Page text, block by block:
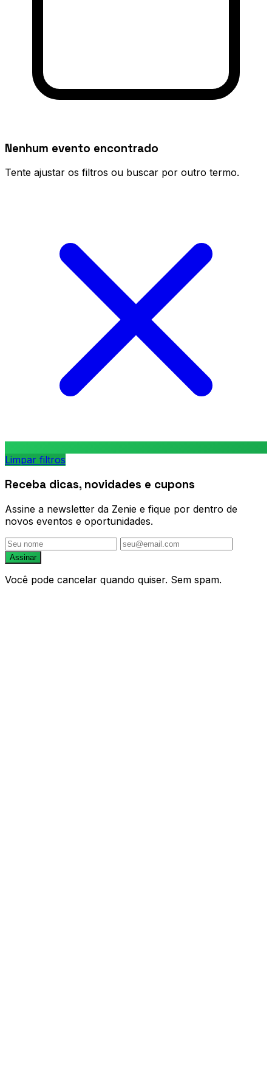
Nenhum evento encontrado
Tente ajustar os filtros ou buscar por outro termo.
Limpar filtros
Receba dicas, novidades e cupons
Assine a newsletter da Zenie e fique por dentro de
novos eventos e oportunidades.
Assinar
Você pode cancelar quando quiser. Sem spam.